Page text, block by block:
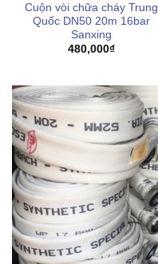
Cuộn vòi chữa cháy Trung
Quốc DN50 20m 16bar
Sanxing
480,000₫